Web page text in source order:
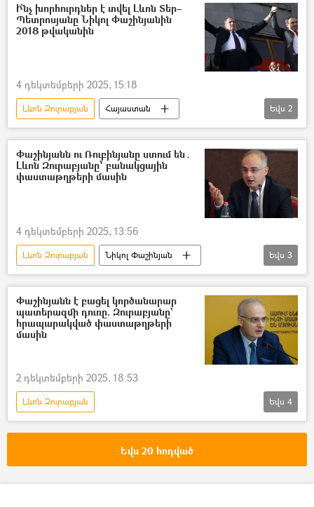
Ի՞նչ խորհուրդներ է տվել Լևոն Տեր–
Պետրոսյանը Նիկոլ Փաշինյանին
2018 թվականին
4 դեկտեմբերի 2025, 15:18
Լևոն Զուրաբյան
Հայաստան
Լևոն Տեր–Պետրոսյան
Նիկոլ Փաշինյան
Եվս 2
Փաշինյանն ու Ռուբինյանը ստում են․
Լևոն Զուրաբյանը՝ բանակցային
փաստաթղթերի մասին
4 դեկտեմբերի 2025, 13:56
Լևոն Զուրաբյան
Նիկոլ Փաշինյան
Արցախ
Ղարաբաղյան հակամարտություն
Լեռնային Ղարաբաղ
Եվս 3
Փաշինյանն է բացել կործանարար
պատերազմի դուռը. Զուրաբյանը`
հրապարակված փաստաթղթերի
մասին
2 դեկտեմբերի 2025, 18:53
Լևոն Զուրաբյան
Ղարաբաղյան հակամարտություն
փաստաթուղթ
Եվս 4
Եվս 20 հոդված